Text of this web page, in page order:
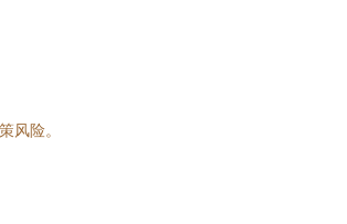
风险。